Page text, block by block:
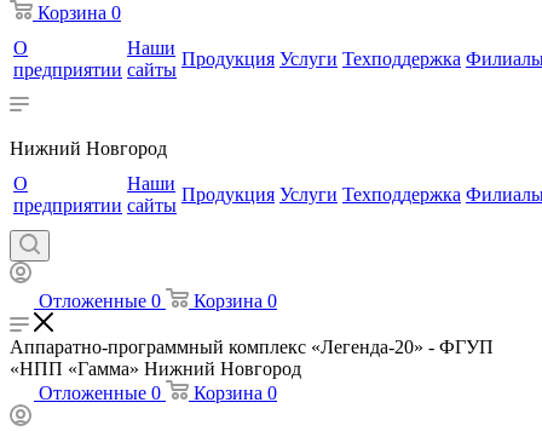
Корзина 0
О
предприятии
Наши
сайты
Продукция Услуги Техподдержка
Нижний Новгород
О
предприятии
Наши
сайты
Продукция Услуги Техподдержка
Отложенные 0 Корзина 0
Аппаратно-программный комплекс «Легенда-20» - ФГУП
«НПП «Гамма» Нижний Новгород
Отложенные 0 Корзина 0